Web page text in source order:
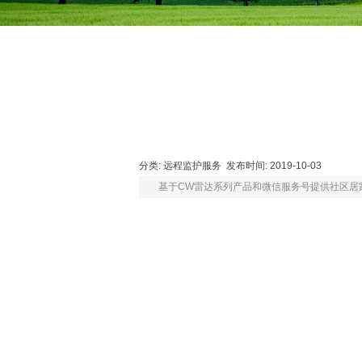
分类: 远程监护服务 发布时间 : 2019-10-03
基于CW雷达系列产品和微信服务号提供社区